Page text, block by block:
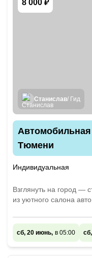
8 000 ₽
Станислав/ Гид
Автомобильная
Тюмени
Индивидуальная
Взглянуть на город —
из уютного салона
сб, 20 июнь, в 05:00